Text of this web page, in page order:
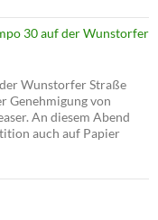
Zeit
–
ist
jetzt!
30 auf der Wunstorfer
Wunstorfer Straße
Genehmigung von
An diesem Abend
auch auf Papier